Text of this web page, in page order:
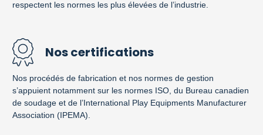
respectent les normes les plus élevées de l’industrie.
Nos certifications
Nos procédés de fabrication et nos normes de gestion
s’appuient notamment sur les normes ISO, du Bureau canadien
de soudage et de l’International Play Equipments Manufacturer
Association (IPEMA).